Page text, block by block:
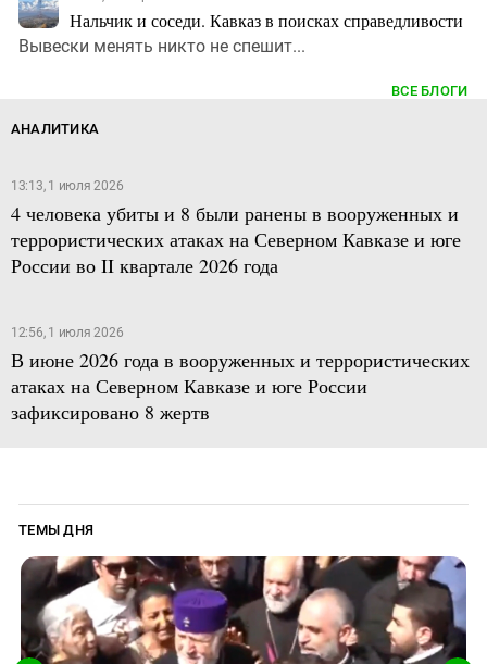
Нальчик и соседи. Кавказ в поисках справедливости
Вывески менять никто не спешит...
ВСЕ БЛОГИ
АНАЛИТИКА
13:13, 1 июля 2026
4 человека убиты и 8 были ранены в вооруженных и
террористических атаках на Северном Кавказе и юге
России во II квартале 2026 года
12:56, 1 июля 2026
В июне 2026 года в вооруженных и террористических
атаках на Северном Кавказе и юге России
зафиксировано 8 жертв
ТЕМЫ ДНЯ